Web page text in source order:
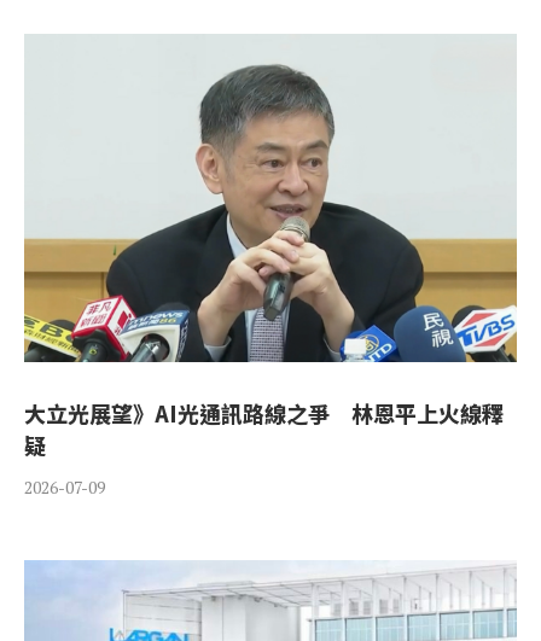
大立光展望》AI光通訊路線之爭 林恩平上火線釋
疑
2026-07-09